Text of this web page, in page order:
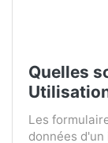
Quelles
Les
données